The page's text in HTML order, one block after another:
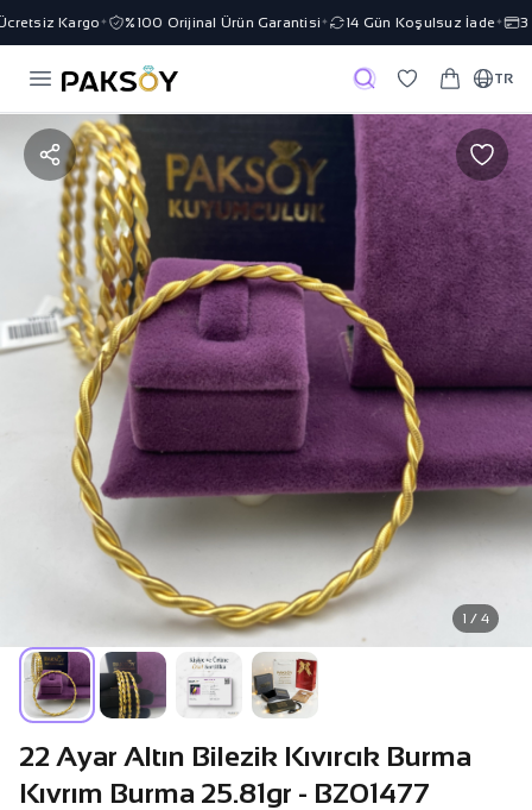
Kargo✦ %100 Orijinal Ürün Garantisi ✦ 14 Gün Koşulsuz İade✦ 3
TR
1 / 4
22 Ayar Altın Bilezik Kıvırcık Burma
Kıvrım Burma 25.81gr - BZ01477